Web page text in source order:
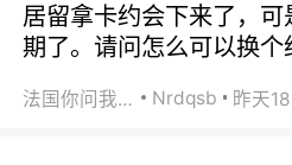
居留拿卡约会下来了，
期了。请问怎么可以换个
法国你问我答 Nrdqsb 昨天